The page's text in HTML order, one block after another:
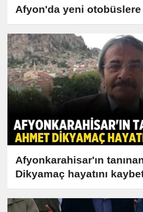
Afyon'da yeni
Afyonkarahisar'ın
Dikyamaç hayatını